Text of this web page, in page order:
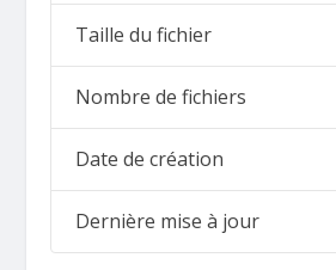
Taille du fichier
Nombre de fichiers
Date de création
Dernière mise à jour